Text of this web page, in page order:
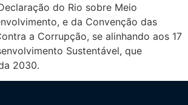
do Rio sobre Meio
e da Convenção das
a Corrupção, se alinhando aos 17
Sustentável, que
2030.